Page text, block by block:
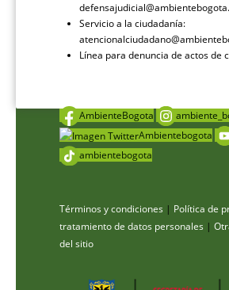
Servicio a la ciudadanía:
Línea para denuncia de actos de
AmbienteBogota
Ambientebogota
ambientebogota
Términos y condiciones | Política de
tratamiento de datos personales |
del sitio